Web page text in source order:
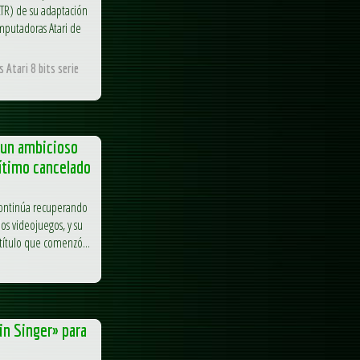
de su adaptación
Atari de
Atari 8 bits serie
ambicioso
cancelado
recuperando
videojuegos, y su
que comenzó...
Singer» para